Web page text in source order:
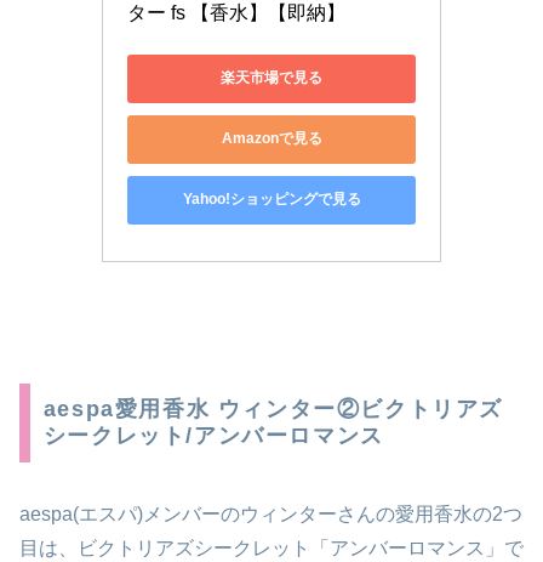
ター fs 【香水】【即納】
楽天市場で見る
Amazonで見る
Yahoo!ショッピングで見る
aespa愛用香水 ウィンター②ビクトリアズ
シークレット/アンバーロマンス
aespa(エスパ)メンバーのウィンターさんの愛用香水の2つ
目は、ビクトリアズシークレット「アンバーロマンス」で